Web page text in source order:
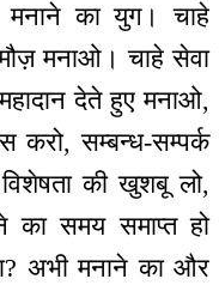
मनाने का युग। चाहे
मनाओ। चाहे सेवा
देते हुए मनाओ,
करो, सम्बन्ध-सम्पर्क
की खुशबू लो,
का समय समाप्त हो
अभी मनाने का और